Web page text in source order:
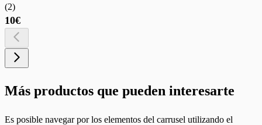
(2)
10€
Más productos que pueden interesarte
Es posible navegar por los elementos del carrusel utilizando el